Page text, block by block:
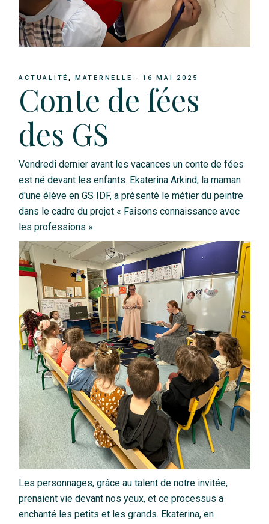
ACTUALITÉ MATERNELLE 16 MAI 2025
Conte de fées
des GS
Vendredi dernier avant les vacances un conte de fées
est né devant les enfants. Ekaterina Arkind, la maman
d'une élève en GS IDF, a présenté le métier du peintre
dans le cadre du projet « Faisons connaissance avec
les professions ».
Les personnages, grâce au talent de notre invitée,
prenaient vie devant nos yeux, et ce processus a
enchanté les petits et les grands. Ekaterina, en